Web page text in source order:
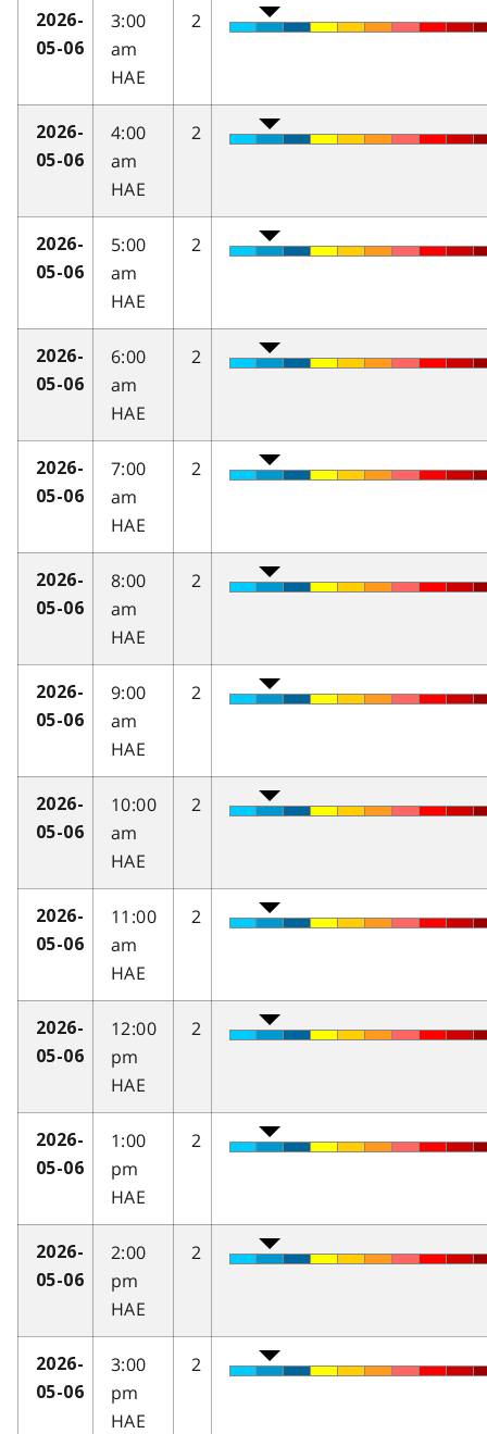
2026-
05-06
3:00
am
HAE
2
2026-
05-06
4:00
am
HAE
2
2026-
05-06
5:00
am
HAE
2
2026-
05-06
6:00
am
HAE
2
2026-
05-06
7:00
am
HAE
2
2026-
05-06
8:00
am
HAE
2
2026-
05-06
9:00
am
HAE
2
2026-
05-06
10:00
am
HAE
2
2026-
05-06
11:00
am
HAE
2
2026-
05-06
12:00
pm
HAE
2
2026-
05-06
1:00
pm
HAE
2
2026-
05-06
2:00
pm
HAE
2
2026-
05-06
3:00
pm
HAE
2